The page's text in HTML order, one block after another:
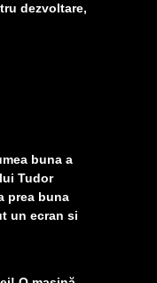
dezvoltare,
buna a
Tudor
prea buna
un ecran si